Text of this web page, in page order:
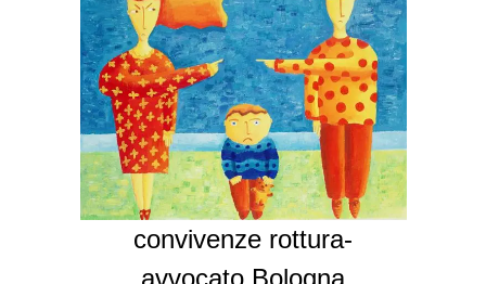
convivenze rottura-
avvocato Bologna